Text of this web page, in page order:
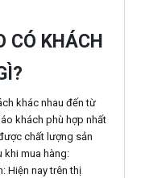
CÓ KHÁCH
khác nhau đến từ
khách phù hợp nhất
chất lượng sản
khi mua hàng:
Hiện nay trên thị